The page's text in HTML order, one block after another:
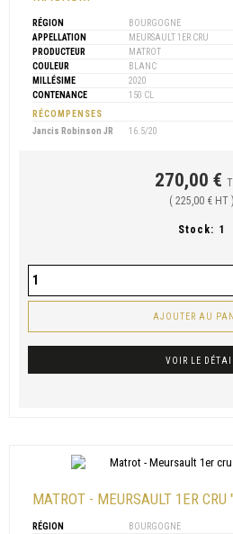
RÉGION
BOURGOGNE
APPELLATION
MEURSAULT 1ER CRU
PRODUCTEUR
MATROT
COULEUR
BLANC
MILLÉSIME
2020
CONTENANCE
150 CL
RÉCOMPENSES
Jancis Robinson JR
16.5/20
270,00 €
( 225,00 € HT )
Stock: 1
AJOUTER AU
VOIR LE DÉTAIL
MATROT - MEURSAULT 1ER
RÉGION
BOURGOGNE